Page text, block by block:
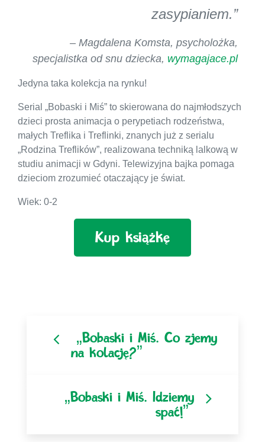
zasypianiem.”
– Magdalena Komsta, psycholożka,
specjalistka od snu dziecka, wymagajace.pl
Jedyna taka kolekcja na rynku!
Serial „Bobaski i Miś” to skierowana do najmłodszych
dzieci prosta animacja o perypetiach rodzeństwa,
małych Treflika i Treflinki, znanych już z serialu
„Rodzina Treflików”, realizowana techniką lalkową w
studiu animacji w Gdyni. Telewizyjna bajka pomaga
dzieciom zrozumieć otaczający je świat.
Wiek: 0-2
Kup książkę
Nawigacja po
„Bobaski i Miś. Co zjemy
na kolację?”
„Bobaski i Miś. Idziemy
spać!”